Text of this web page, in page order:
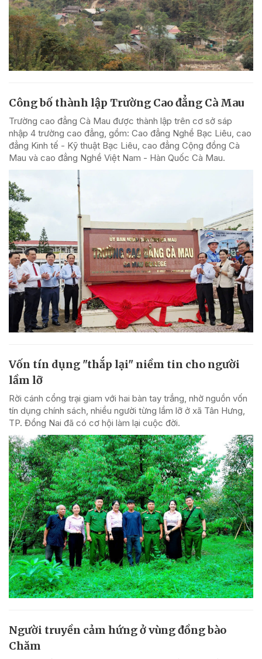
Công bố thành lập Trường Cao đẳng Cà Mau
Trường cao đẳng Cà Mau được thành lập trên cơ sở sáp
nhập 4 trường cao đẳng, gồm: Cao đẳng Nghề Bạc Liêu, cao
đẳng Kinh tế - Kỹ thuật Bạc Liêu, cao đẳng Cộng đồng Cà
Mau và cao đẳng Nghề Việt Nam - Hàn Quốc Cà Mau.
Vốn tín dụng "thắp lại" niềm tin cho người
lầm lỡ
Rời cánh cổng trại giam với hai bàn tay trắng, nhờ nguồn vốn
tín dụng chính sách, nhiều người từng lầm lỡ ở xã Tân Hưng,
TP. Đồng Nai đã có cơ hội làm lại cuộc đời.
Người truyền cảm hứng ở vùng đồng bào
Chăm